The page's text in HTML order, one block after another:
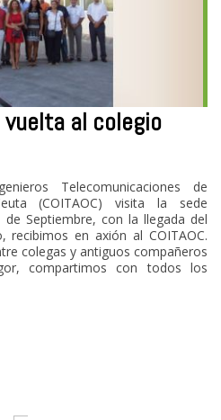
al colegio
Telecomunicaciones de
(COITAOC) visita la sede
de Septiembre, con la llegada del
en axión al COITAOC.
colegas y antiguos compañeros
compartimos con todos los